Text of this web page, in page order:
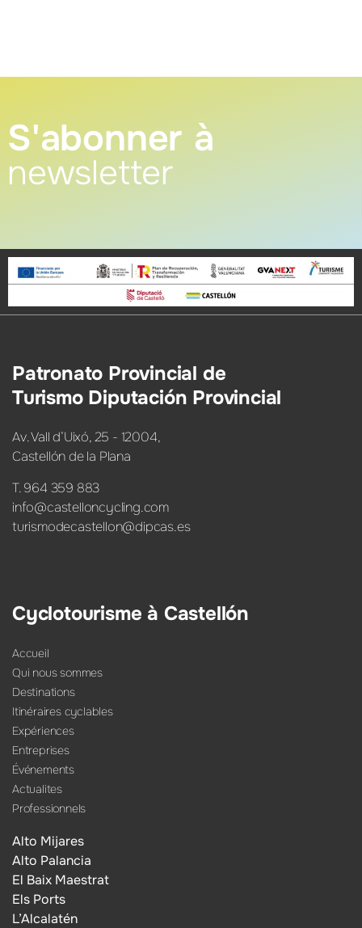
S'abonner à
newsletter
Patronato Provincial de
Turismo Diputación Provincial
Av. Vall d’Uixó, 25 - 12004,
Castellón de la Plana
T. 964 359 883
info@castelloncycling.com
turismodecastellon@dipcas.es
Cyclotourisme à Castellón
Accueil
Qui nous sommes
Destinations
Itinéraires cyclables
Expériences
Entreprises
Événements
Actualites
Professionnels
Alto Mijares
Alto Palancia
El Baix Maestrat
Els Ports
L’Alcalatén